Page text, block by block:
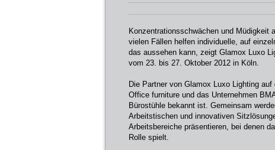
Konzentrationsschwächen und Müdigkeit
vielen Fällen helfen individuelle, auf
das aussehen kann, zeigt Glamox Luxo
vom 23. bis 27. Oktober 2012 in Köln.
Die Partner von Glamox Luxo Lighting
Office furniture und das Unternehmen
Bürostühle bekannt ist. Gemeinsam
Arbeitstischen und innovativen
Arbeitsbereiche präsentieren, bei denen
Rolle spielt.